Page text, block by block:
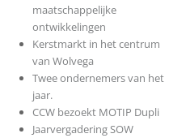
maatschappelijke
ontwikkelingen
Kerstmarkt in het centrum
van Wolvega
Twee ondernemers van het
jaar.
CCW bezoekt MOTIP Dupli
Jaarvergadering SOW